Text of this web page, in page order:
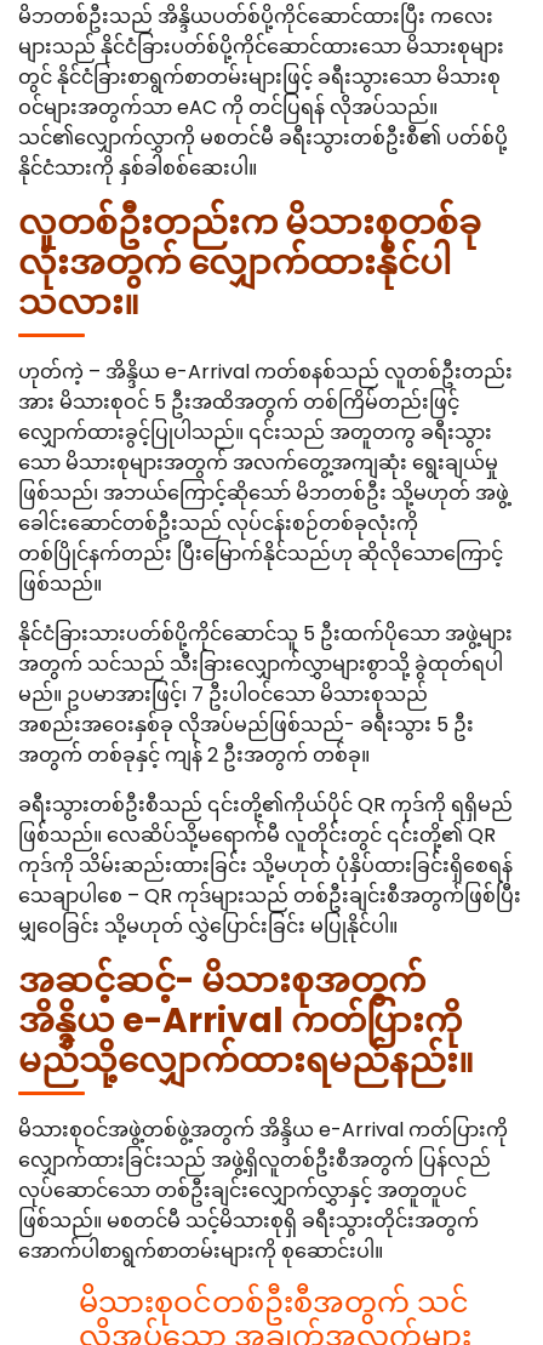
မိဘတစ်ဦးသည် အိန္ဒိယပတ်စ်ပို့ကိုင်ဆောင်ထားပြီး ကလေး
များသည် နိုင်ငံခြားပတ်စ်ပို့ကိုင်ဆောင်ထားသော မိသားစုများ
တွင် နိုင်ငံခြားစာရွက်စာတမ်းများဖြင့် ခရီးသွားသော မိသားစု
ဝင်များအတွက်သာ eAC ကို တင်ပြရန် လိုအပ်သည်။
သင်၏လျှောက်လွှာကို မစတင်မီ ခရီးသွားတစ်ဦးစီ၏ ပတ်စ်ပို့
နိုင်ငံသားကို နှစ်ခါစစ်ဆေးပါ။
လူတစ်ဦးတည်းက မိသားစုတစ်ခု
လုံးအတွက် လျှောက်ထားနိုင်ပါ
သလား။
ဟုတ်ကဲ့ – အိန္ဒိယ e-Arrival ကတ်စနစ်သည် လူတစ်ဦးတည်း
အား မိသားစုဝင် 5 ဦးအထိအတွက် တစ်ကြိမ်တည်းဖြင့်
လျှောက်ထားခွင့်ပြုပါသည်။ ၎င်းသည် အတူတကွ ခရီးသွား
သော မိသားစုများအတွက် အလက်တွေ့အကျဆုံး ရွေးချယ်မှု
ဖြစ်သည်၊ အဘယ်ကြောင့်ဆိုသော် မိဘတစ်ဦး သို့မဟုတ် အဖွဲ့
ခေါင်းဆောင်တစ်ဦးသည် လုပ်ငန်းစဉ်တစ်ခုလုံးကို
တစ်ပြိုင်နက်တည်း ပြီးမြောက်နိုင်သည်ဟု ဆိုလိုသောကြောင့်
ဖြစ်သည်။
နိုင်ငံခြားသားပတ်စ်ပို့ကိုင်ဆောင်သူ 5 ဦးထက်ပိုသော အဖွဲ့များ
အတွက် သင်သည် သီးခြားလျှောက်လွှာများစွာသို့ ခွဲထုတ်ရပါ
မည်။ ဥပမာအားဖြင့်၊ 7 ဦးပါဝင်သော မိသားစုသည်
အစည်းအဝေးနှစ်ခု လိုအပ်မည်ဖြစ်သည်- ခရီးသွား 5 ဦး
အတွက် တစ်ခုနှင့် ကျန် 2 ဦးအတွက် တစ်ခု။
ခရီးသွားတစ်ဦးစီသည် ၎င်းတို့၏ကိုယ်ပိုင် QR ကုဒ်ကို ရရှိမည်
ဖြစ်သည်။ လေဆိပ်သို့မရောက်မီ လူတိုင်းတွင် ၎င်းတို့၏ QR
ကုဒ်ကို သိမ်းဆည်းထားခြင်း သို့မဟုတ် ပုံနှိပ်ထားခြင်းရှိစေရန်
သေချာပါစေ – QR ကုဒ်များသည် တစ်ဦးချင်းစီအတွက်ဖြစ်ပြီး
မျှဝေခြင်း သို့မဟုတ် လွှဲပြောင်းခြင်း မပြုနိုင်ပါ။
အဆင့်ဆင့်- မိသားစုအတွက်
အိန္ဒိယ e-Arrival ကတ်ပြားကို
မည်သို့လျှောက်ထားရမည်နည်း။
မိသားစုဝင်အဖွဲ့တစ်ဖွဲ့အတွက် အိန္ဒိယ e-Arrival ကတ်ပြားကို
လျှောက်ထားခြင်းသည် အဖွဲ့ရှိလူတစ်ဦးစီအတွက် ပြန်လည်
လုပ်ဆောင်သော တစ်ဦးချင်းလျှောက်လွှာနှင့် အတူတူပင်
ဖြစ်သည်။ မစတင်မီ သင့်မိသားစုရှိ ခရီးသွားတိုင်းအတွက်
အောက်ပါစာရွက်စာတမ်းများကို စုဆောင်းပါ။
မိသားစုဝင်တစ်ဦးစီအတွက် သင်
လိုအပ်သော အချက်အလက်များ